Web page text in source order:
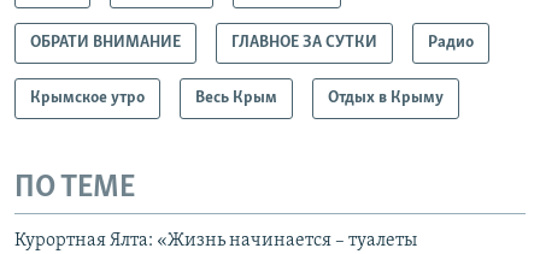
ОБРАТИ ВНИМАНИЕ ГЛАВНОЕ ЗА СУТКИ Радио
Крымское утро Весь Крым Отдых в Крыму
ПО ТЕМЕ
Курортная Ялта: «Жизнь начинается – туалеты